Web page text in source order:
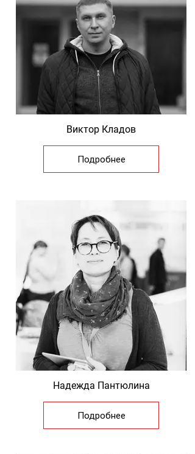
Виктор Кладов
Подробнее
Надежда Пантюлина
Подробнее